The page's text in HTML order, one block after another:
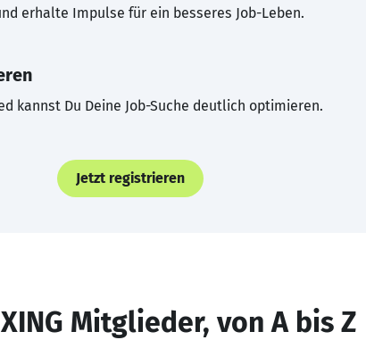
erhalte Impulse für ein besseres Job-Leben.
kannst Du Deine Job-Suche deutlich optimieren.
Jetzt registrieren
Mitglieder, von A bis Z